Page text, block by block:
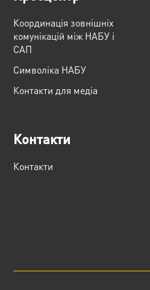
Координація зовнішніх
комунікацій між НАБУ і
САП
Cимволіка НАБУ
Контакти для медіа
Контакти
Контакти